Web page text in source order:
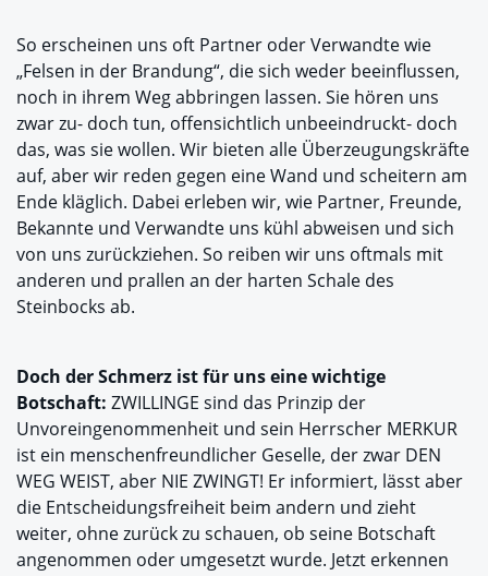
So erscheinen uns oft Partner oder Verwandte wie
„Felsen in der Brandung“, die sich weder beeinflussen,
noch in ihrem Weg abbringen lassen. Sie hören uns
zwar zu- doch tun, offensichtlich unbeeindruckt- doch
das, was sie wollen. Wir bieten alle Überzeugungskräfte
auf, aber wir reden gegen eine Wand und scheitern am
Ende kläglich. Dabei erleben wir, wie Partner, Freunde,
Bekannte und Verwandte uns kühl abweisen und sich
von uns zurückziehen. So reiben wir uns oftmals mit
anderen und prallen an der harten Schale des
Steinbocks ab.
Doch der Schmerz ist für uns eine wichtige
Botschaft: ZWILLINGE sind das Prinzip der
Unvoreingenommenheit und sein Herrscher MERKUR
ist ein menschenfreundlicher Geselle, der zwar DEN
WEG WEIST, aber NIE ZWINGT! Er informiert, lässt aber
die Entscheidungsfreiheit beim andern und zieht
weiter, ohne zurück zu schauen, ob seine Botschaft
angenommen oder umgesetzt wurde. Jetzt erkennen